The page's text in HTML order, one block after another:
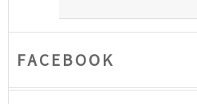
FACEBOOK